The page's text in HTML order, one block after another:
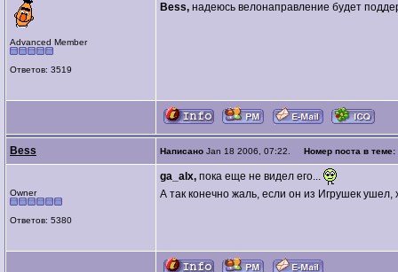
Advanced Member
Ответов: 3519
Bess, надеюсь велонаправление будет
Bess Написано Jan 18 2006, 07:22. Номер поста в теме:
Owner
Ответов: 5380
ga_alx, пока еще не видел его...
А так конечно жаль, если он из Игрушек